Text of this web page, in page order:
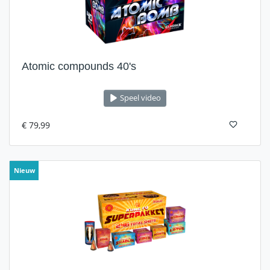
Atomic compounds 40's
Speel video
€ 79,99
Nieuw